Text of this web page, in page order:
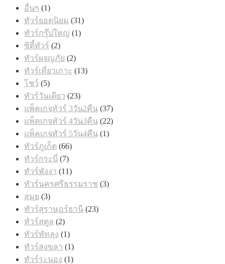
อื่นๆ 11
สินค้า
ทัวร์ยอดนิยม 3131
ทัวร์กรุ๊ปใหญ่ 11
ซิตี้ทัวร์ 22
สินค้า
ทัวร์ผจญภัย 22
สินค้า
ทัวร์เที่ยวเกาะ 1313
โชว์ 55
สินค้า
ทัวร์วันเดียว 2323
สินค้า
แพ็คเกจทัวร์ 3วัน2คืน 3737
สินค้า
แพ็คเกจทัวร์ 4วัน3คืน 2222
แพ็คเกจทัวร์ 5วัน4คืน 11
ทัวร์ภูเก็ต 6666
ทัวร์กระบี่ 77
สินค้า
ทัวร์พังงา 1111
ทัวร์นครศรีธรรมราช 33
สมุย 33
สินค้า
ทัวร์สุราษฎร์ธานี 2323
ทัวร์สตูล 22
สินค้า
ทัวร์พัทลุง 11
สินค้า
ทัวร์สงขลา 11
สินค้า
ทัวร์ระนอง 11